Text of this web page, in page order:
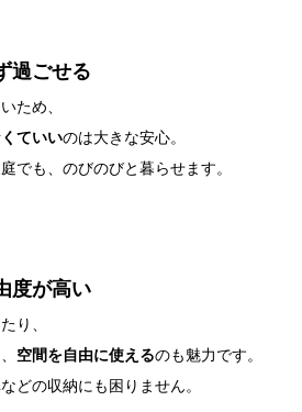
過ごせる
ため、
ていいのは大きな安心。
でも、のびのびと暮らせます。
度が高い
り、
空間を自由に使えるのも魅力です。
どの収納にも困りません。